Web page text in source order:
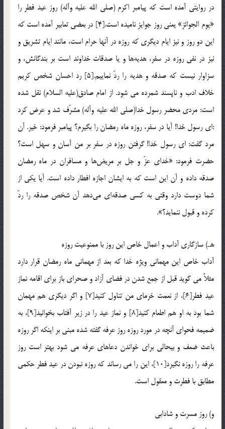
در روایتی آمده است که پیامبر اکرم (صلی الله علیه وآله) روز عید فطر را
«یوم الجوائز» یعنی روز جوایز نامیده است.[4] در بعضي تعابير آمده است كه
اين دو روز و نيز ايام ديگري كه روزه در آنها حرام است، مانند ايام تشريق و
نيز در نفي روزه در سفر، هديه‌ها و يا صدقات خداوند است بر بندگانش، و
سزاوار نيست كه صدقه و هديه را ردّ نماييم.[5] رد احسان شخص کریم
خلاف ادب و ناپسند شمرده می شود. از امام صادق(علیه السلام) نقل شده
است: مردى محضر رسول خدا(صلی الله علیه وآله) مشرّف شد و عرض کرد
:اى رسول خدا! آیا در سفر، روزه ماه رمضان را بگیرم؟ پیامبر فرمود: خیر. آن
مرد گفت: ای رسول خدا! گرفتن روزه در سفر بر من آسان و سهل است؟
حضرت فرمود: «خدای عزّ و جل بر مریض‌ها و مسافران در ماه رمضان
صدقه داده و آن این است که به ایشان اجازه افطار داده است. آیا یکى از
شما دوست دارد وقتى به کسى صدقه‌اى می‌دهد آن شخص صدقه را ردّ
کرده و قبول ننماید؟».
هـ) سازگاری آداب و اعمال خاص این روز با ممنوعیت روزه
آداب خاص این مهمانی ویژه خدا که بعد از مهمانی ماه رمضان قرار دارد
مثلاً می گوید قبل از جمع شدن در فضای آزاد و صحرای باز برای اقامه نماز
عید فطر[6]، از نعمت خرمای من تناول کنید[7] و اگر دیگری هم مهمان
شما بود به او هم اطعام کنید[8] و نماز عید را در زیر آفتاب بخوانید[9]، به
ضمیمه فحوای آنچه در مورد روزه روز عرفه گفته شده مبنی بر اینکه اگر روزه
باعث ضعف و بیحالی برای خواندن دعاهاى عرفه می شود بهتر است روز
عرفه را روزه نگيرد[10]، این را می رساند که روزه نبودن در عید فطر حکمی
مطابق با فطرت و معقول است.
و) روز مسرت و شادابی